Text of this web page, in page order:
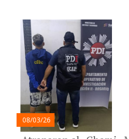
08/03/26